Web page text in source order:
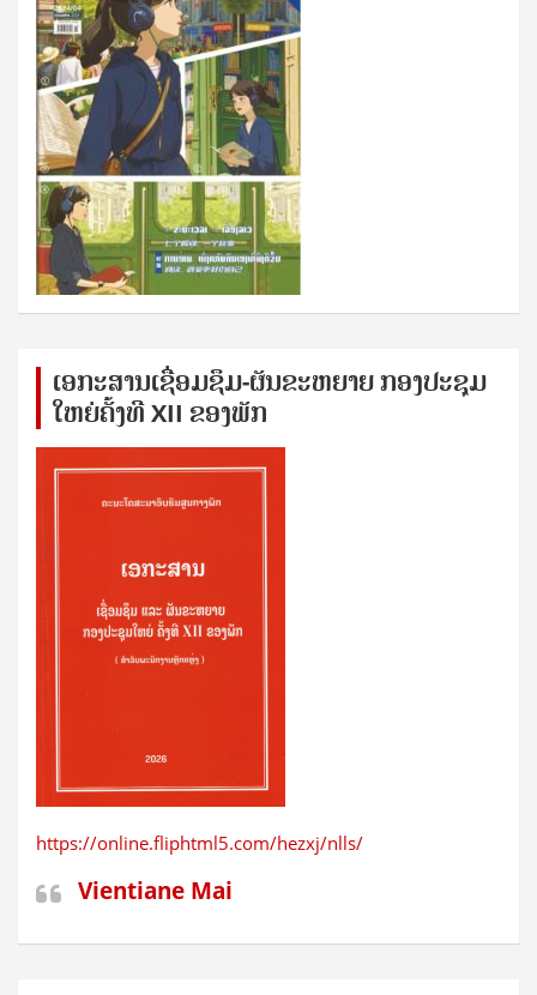
ເອກ​ະ​ສານ​ເຊ​ື່ອມ​ຊ​ຶມ-ຜັນ​ຂະ​ຫ​ຍາຍ ກອງ​ປະ​ຊຸມ​
ໃຫຍ່​ຄັ້ງ​ທີ XII ຂອງ​ພັກ
https://online.fliphtml5.com/hezxj/nlls/
Vientiane Mai